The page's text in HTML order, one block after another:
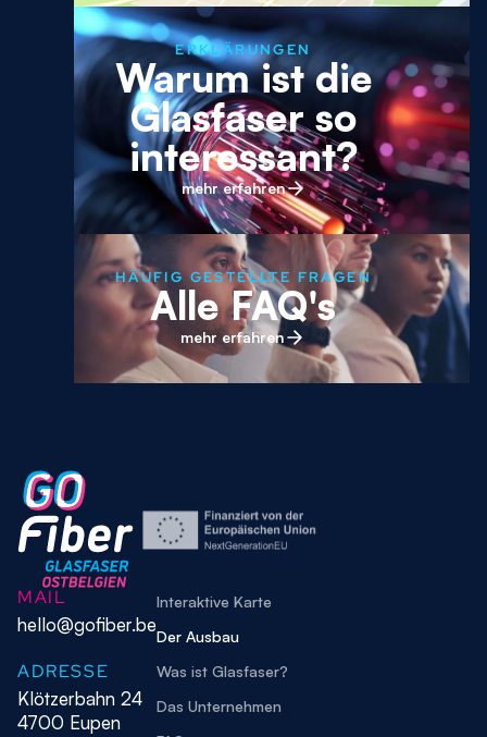
ERKLÄRUNGEN
Warum ist die
Glasfaser so
interessant?
mehr erfahren
HÄUFIG GESTELLTE FRAGEN
Alle FAQ's
mehr erfahren
MAIL
hello@gofiber.be
ADRESSE
Klötzerbahn 24
4700 Eupen
Interaktive Karte
Der Ausbau
Was ist Glasfaser?
Das Unternehmen